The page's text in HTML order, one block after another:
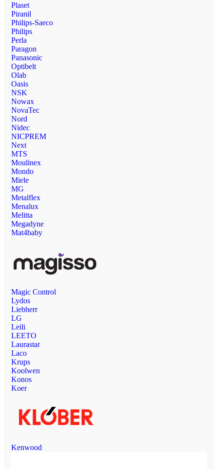
Plaset
Piranil
Philips-Saeco
Philips
Perla
Paragon
Panasonic
Optibelt
Olab
Oasis
NSK
Nowax
NovaTec
Nord
Nidec
NICPREM
Next
MTS
Moulinex
Mondo
Miele
MG
Metalflex
Menalux
Melitta
Megadyne
Mat4baby
Magic Control
Lydos
Liebherr
LG
Leili
LEETO
Laurastar
Laco
Krups
Koolwen
Konos
Koer
Kenwood